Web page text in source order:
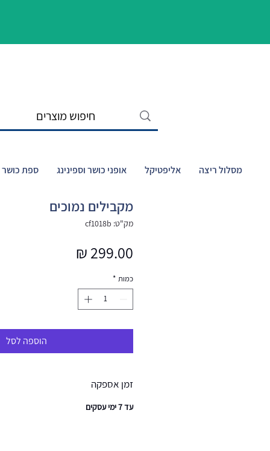
מסלול ריצה אליפטיקל אופני כושר וספינינג ספת כושר
מקבילים נמוכים
מק"ט: cf1018b
כמות *
הוספה לסל
זמן אספקה
עד 7 ימי עסקים